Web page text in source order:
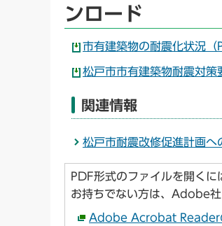
ンロード
市有建築物の耐震化状況（
松戸市市有建築物耐震対策
関連情報
松戸市耐震改修促進計画へ
PDF形式のファイルを開く
お持ちでない方は、Adobe社
Adobe Acrobat Reader